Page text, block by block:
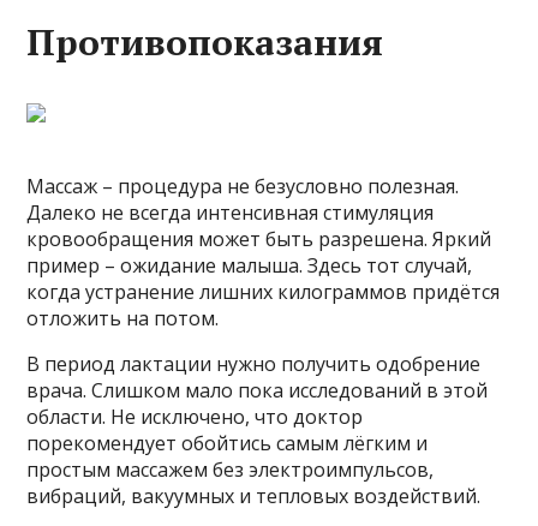
Противопоказания
Массаж – процедура не безусловно полезная.
Далеко не всегда интенсивная стимуляция
кровообращения может быть разрешена. Яркий
пример – ожидание малыша. Здесь тот случай,
когда устранение лишних килограммов придётся
отложить на потом.
В период лактации нужно получить одобрение
врача. Слишком мало пока исследований в этой
области. Не исключено, что доктор
порекомендует обойтись самым лёгким и
простым массажем без электроимпульсов,
вибраций, вакуумных и тепловых воздействий.